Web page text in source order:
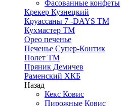
Фасованные конфеты
Крекер Кузнецкий
Круассаны 7 -DAYS ТМ
Кухмастер ТМ
Орео печенье
Печенье Супер-Контик
Полет ТМ
Пряник Демичев
Раменский ХКБ
Назад
Кекс Ковис
Пирожные Ковис